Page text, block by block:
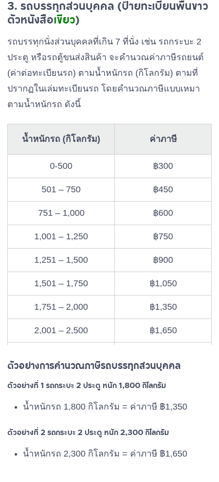
5,001 – 6,000 ฿3,200
6,001 – 7,000 ฿3,400
ตั้งแต่ 7,000 ขึ้นไป ฿3,600
3. รถบรรทุกส่วนบุคคล (ป้ายทะเบียนพื้นขาว
ตัวหนังสือเขียว)
รถบรรทุกนั่งส่วนบุคคลที่เกิน 7 ที่นั่ง เช่น รถกระบะ 2
ประตู หรือรถตู้ขนส่งสินค้า จะคำนวณค่าภาษีรถยนต์
(ค่าต่อทะเบียนรถ) ตามน้ำหนักรถ (กิโลกรัม) ตามที่
ปรากฏในเล่มทะเบียนรถ โดยคำนวณภาษีแบบเหมา
ตามน้ำหนักรถ ดังนี้
น้ำหนักรถ (กิโลกรัม) ค่าภาษี
0-500 ฿300
501 – 750 ฿450
751 – 1,000 ฿600
1,001 – 1,250 ฿750
1,251 – 1,500 ฿900
1,501 – 1,750 ฿1,050
1,751 – 2,000 ฿1,350
2,001 – 2,500 ฿1,650
3,501 – 4,000 ฿2,550
4,501 – 5,000 ฿3,150
ตัวอย่างการคำนวณภาษีรถบรรทุกส่วนบุคคล
ตัวอย่างที่ 1 รถกระบะ 2 ประตู หนัก 1,800 กิโลกรัม
น้ำหนักรถ 1,800 กิโลกรัม = ค่าภาษี ฿1,350
ตัวอย่างที่ 2 รถกระบะ 2 ประตู หนัก 2,300 กิโลกรัม
น้ำหนักรถ 2,300 กิโลกรัม = ค่าภาษี ฿1,650